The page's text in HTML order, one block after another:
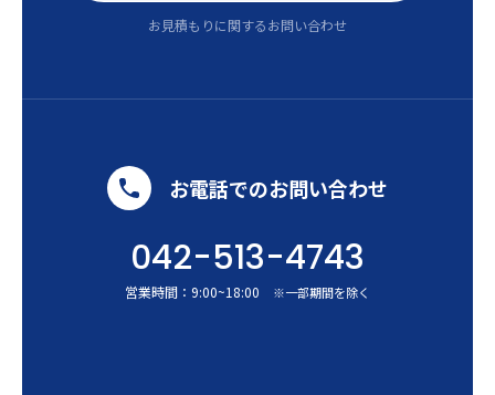
お見積もりに関するお問い合わせ
お電話でのお問い合わせ
042-513-4743
営業時間： 9:00~18:00 ※一部期間を除く